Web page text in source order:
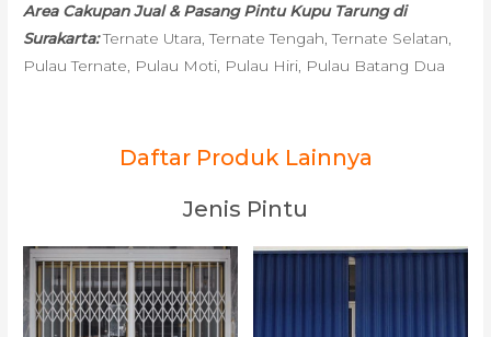
Area Cakupan Jual & Pasang Pintu Kupu Tarung di
Surakarta:Ternate Utara, Ternate Tengah, Ternate Selatan,
Pulau Ternate, Pulau Moti, Pulau Hiri, Pulau Batang Dua
Daftar Produk Lainnya
Jenis Pintu